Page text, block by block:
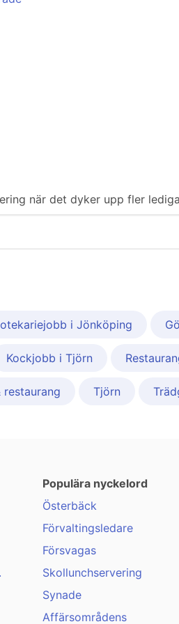
när det dyker upp fler
i Jönköping
Kockjobb i Tjörn
restaurang Tjörn
Populära nyckelord
Österbäck
Förvaltingsledare
Försvagas
Skollunchservering
Synade
Affärsområdens